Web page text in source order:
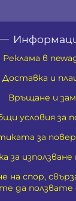
Реклама в
Доставка и
Връщане и
условия за
за
за
на спор,
да